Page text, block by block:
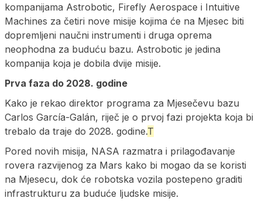
kompanijama Astrobotic, Firefly Aerospace i Intuitive
Machines za četiri nove misije kojima će na Mjesec biti
dopremljeni naučni instrumenti i druga oprema
neophodna za buduću bazu. Astrobotic je jedina
kompanija koja je dobila dvije misije.
Prva faza do 2028. godine
Kako je rekao direktor programa za Mjesečevu bazu
Carlos García-Galán, riječ je o prvoj fazi projekta koja bi
trebalo da traje do 2028. godine.T
Pored novih misija, NASA razmatra i prilagođavanje
rovera razvijenog za Mars kako bi mogao da se koristi
na Mjesecu, dok će robotska vozila postepeno graditi
infrastrukturu za buduće ljudske misije.